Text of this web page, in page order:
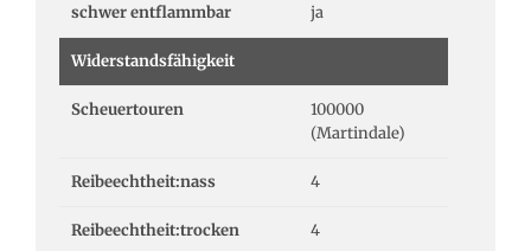
schwer entflammbar ja
Widerstandsfähigkeit
Scheuertouren
100000
(Martindale)
Reibeechtheit:nass 4
Reibeechtheit:trocken 4